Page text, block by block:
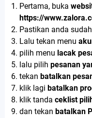
Pertama, buka
https://
Pastikan anda
Lalu tekan menu
pilih menu lacak
lalu pilih pesanan
tekan batalkan
klik lagi batalkan
klik tanda ceklist
dan tekan batalkan